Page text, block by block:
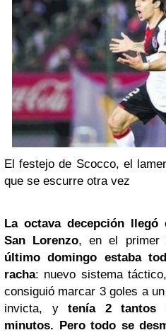
El festejo de Scocco, el
que se escurre otra vez
La octava decepción
San Lorenzo, en el primer
último domingo estaba
racha: nuevo sistema
consiguió marcar 3 goles a
invicta, y tenía 2 tantos
minutos. Pero todo se